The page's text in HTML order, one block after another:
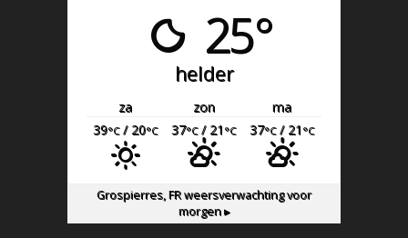
25°
helder
za zon
ma
39°C/ 20°C 37°C/ 21 °C 37°C/ 21 °C
Grospierres, FRweersverwachting voor
morgen ▸